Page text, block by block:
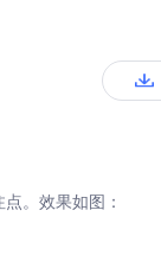
。效果如图：